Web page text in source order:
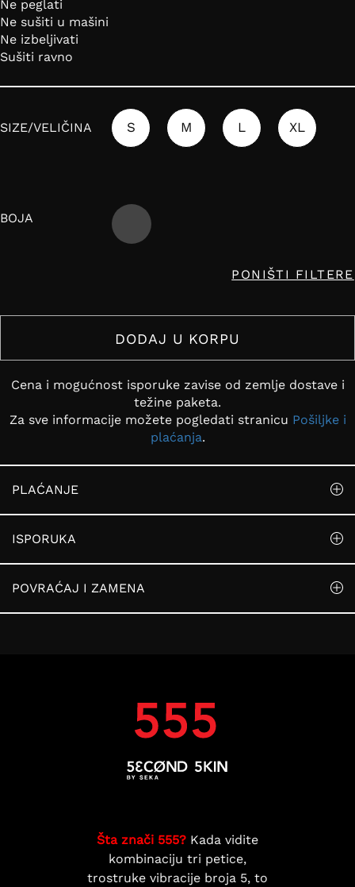
Ne peglati
Ne sušiti u mašini
Ne izbeljivati
Sušiti ravno
SIZE/VELIČINA S M L XL
BOJA
PONIŠTI FILTERE
DODAJ U KORPU
Cena i mogućnost isporuke zavise od zemlje dostave i
težine paketa.
Za sve informacije možete pogledati stranicu Pošiljke i
plaćanja.
PLAĆANJE
ISPORUKA
POVRAĆAJ I ZAMENA
Šta znači 555?Kada vidite
kombinaciju tri petice,
trostruke vibracije broja 5, to